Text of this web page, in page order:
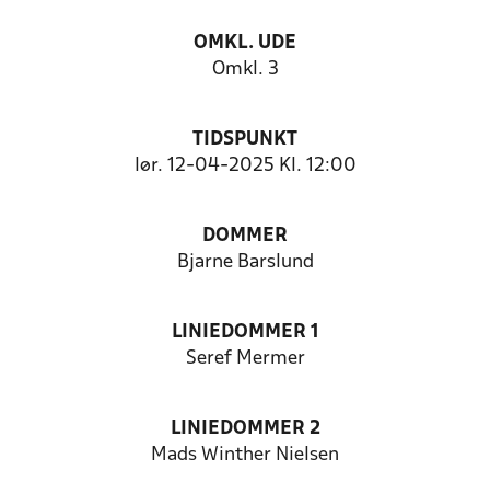
OMKL. UDE
Omkl. 3
TIDSPUNKT
lør. 12-04-2025 Kl. 12:00
DOMMER
Bjarne Barslund
LINIEDOMMER 1
Seref Mermer
LINIEDOMMER 2
Mads Winther Nielsen